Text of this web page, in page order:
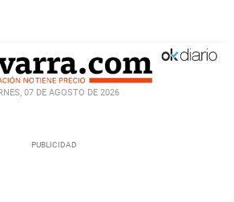
07 DE AGOSTO DE 2026